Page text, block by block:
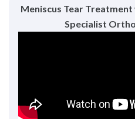
Meniscus Tear
Specialist